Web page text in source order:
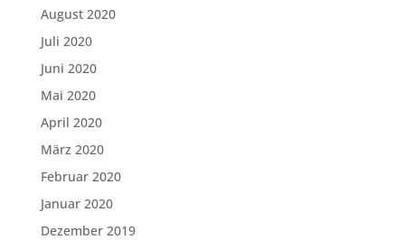
August 2020
Juli 2020
Juni 2020
Mai 2020
April 2020
März 2020
Februar 2020
Januar 2020
Dezember 2019